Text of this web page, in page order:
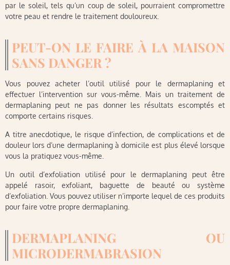
par le soleil, tels qu’un coup de soleil, pourraient compromettre
votre peau et rendre le traitement douloureux.
PEUT-ON LE FAIRE À LA MAISON
SANS DANGER ?
Vous pouvez acheter l’outil utilisé pour le dermaplaning et
effectuer l’intervention sur vous-même. Mais un traitement de
dermaplaning peut ne pas donner les résultats escomptés et
comporte certains risques.
A titre anecdotique, le risque d’infection, de complications et de
douleur lors d’une dermaplaning à domicile est plus élevé lorsque
vous la pratiquez vous-même.
Un outil d’exfoliation utilisé pour le dermaplaning peut être
appelé rasoir, exfoliant, baguette de beauté ou système
d’exfoliation. Vous pouvez utiliser n’importe lequel de ces produits
pour faire votre propre dermaplaning.
DERMAPLANING OU
MICRODERMABRASION